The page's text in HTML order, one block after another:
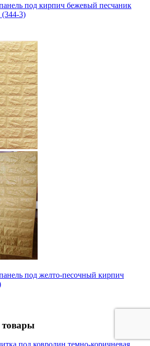
под кирпич бежевый песчаник
3)
под желто-песочный кирпич